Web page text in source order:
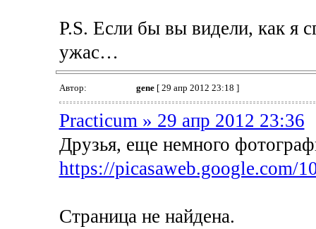
P.S. Если бы вы видели, как я
ужас…
Автор: gene[ 29 апр 2012 23:18 ]
Practicum » 29 апр 2012 23:36
Друзья, еще немного
https://picasaweb.google.com/
Страница не найдена.